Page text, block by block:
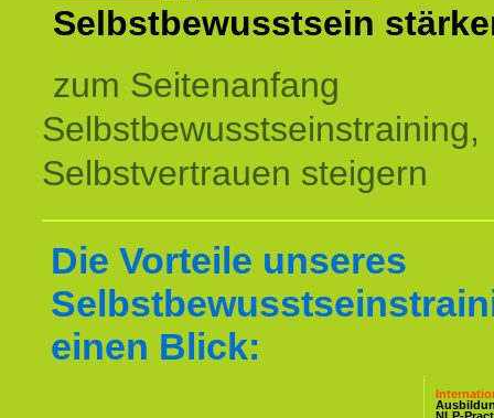
Selbstbewusstsein
zum Seitenanfang
Selbstbewusstseinstraining,
Selbstvertrauen steigern
Die Vorteile unseres
einen Blick: